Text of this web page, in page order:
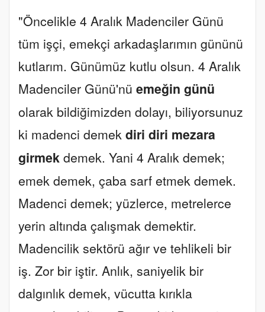
"Öncelikle 4 Aralık Madenciler Günü
tüm işçi, emekçi arkadaşlarımın gününü
kutlarım. Günümüz kutlu olsun. 4 Aralık
Madenciler Günü'nü emeğin günü
olarak bildiğimizden dolayı, biliyorsunuz
ki madenci demek diri diri mezara
girmek demek. Yani 4 Aralık demek;
emek demek, çaba sarf etmek demek.
Madenci demek; yüzlerce, metrelerce
yerin altında çalışmak demektir.
Madencilik sektörü ağır ve tehlikeli bir
iş. Zor bir iştir. Anlık, saniyelik bir
dalgınlık demek, vücutta kırıkla